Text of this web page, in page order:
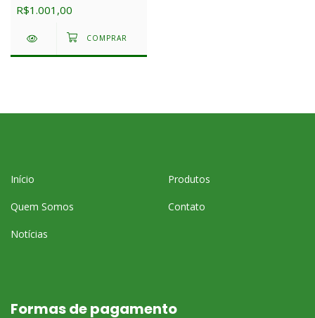
R$1.001,00
Início Produtos
Quem Somos Contato
Notícias
Formas de pagamento